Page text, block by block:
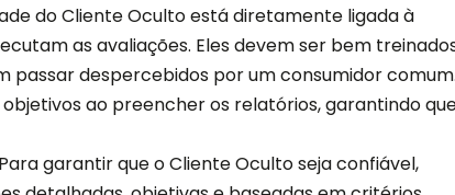
do Cliente Oculto está diretamente ligada à
as avaliações. Eles devem ser bem
passar despercebidos por um consumidor
ao preencher os relatórios, garantindo
Para garantir que o Cliente Oculto seja confiável,